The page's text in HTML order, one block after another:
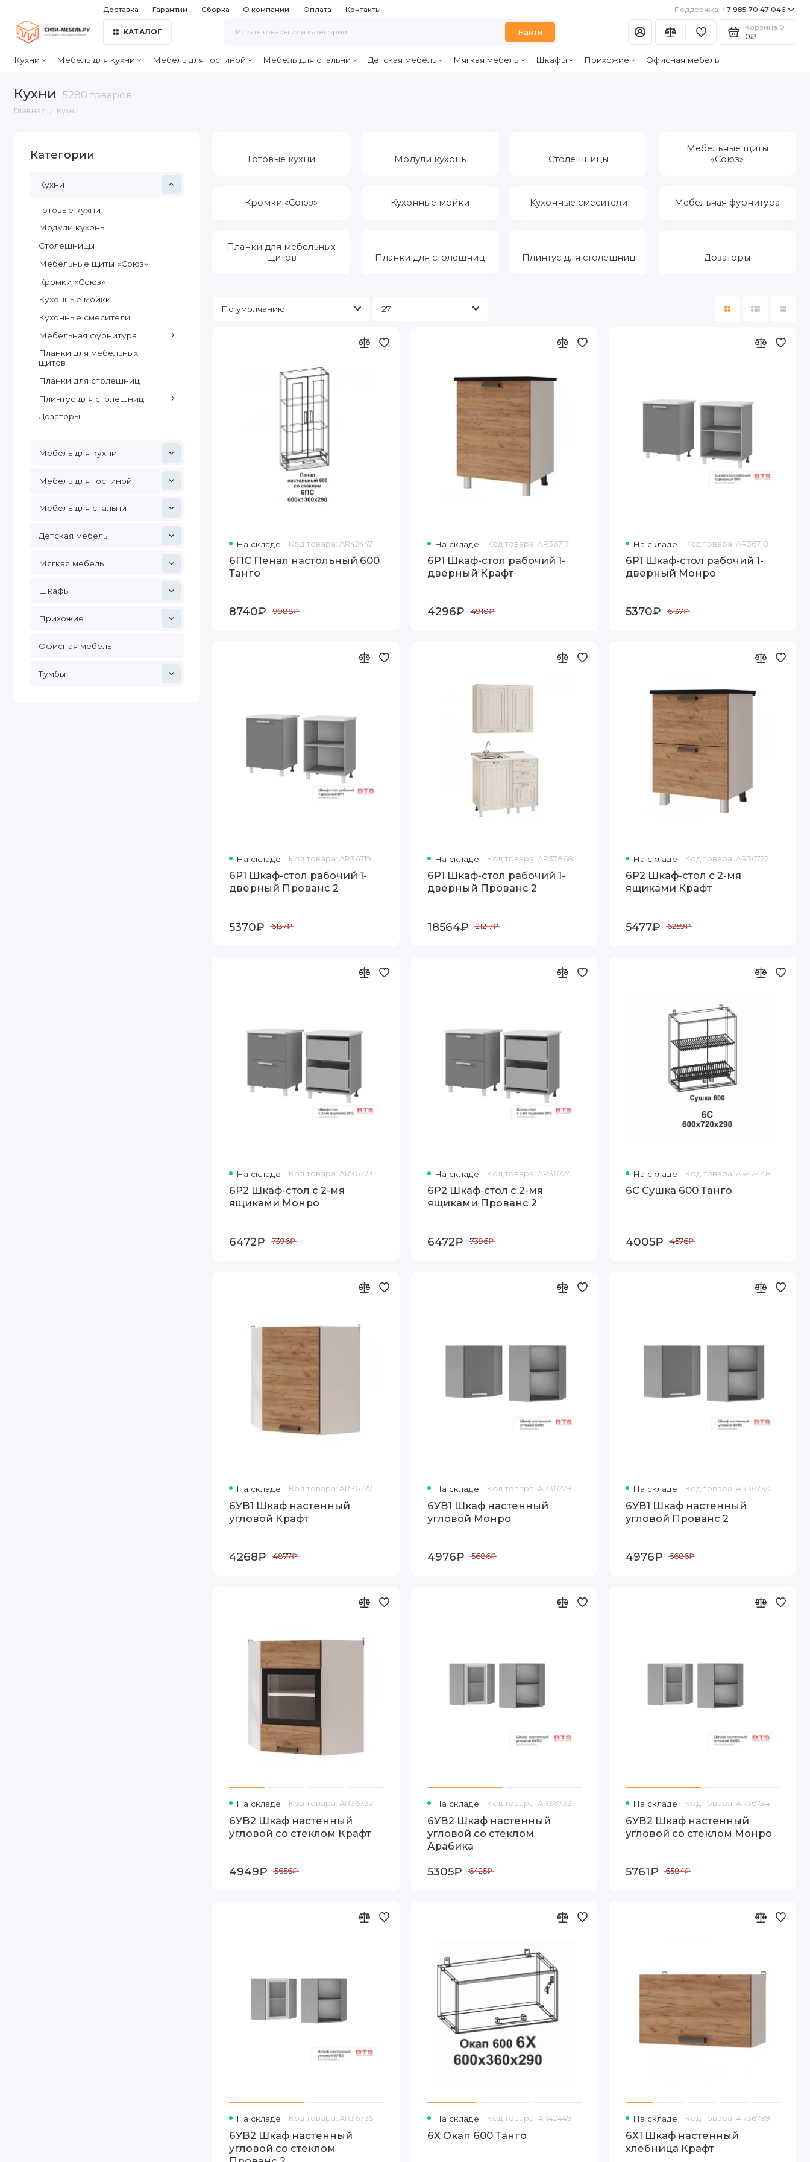
Доставка Гарантии Сборка О компании Оплата Контакты Поддержка +7 985 70 47 046
КАТАЛОГ Найти
Корзина 0
0₽
Кухни Мебель для кухни Мебель для гостиной Мебель для спальни Детская мебель Мягкая мебель Шкафы Прихожие Офисная мебель
Кухни 5280 товаров
Главная Кухни
Категории
Кухни
Готовые кухни
Модули кухонь
Столешницы
Мебельные щиты «Союз»
Кромки «Союз»
Кухонные мойки
Кухонные смесители
Мебельная фурнитура
Планки для мебельных
щитов
Планки для столешниц
Плинтус для столешниц
Дозаторы
Мебель для кухни
Мебель для гостиной
Мебель для спальни
Детская мебель
Мягкая мебель
Шкафы
Прихожие
Офисная мебель
Тумбы
Готовые кухни Модули кухонь Столешницы
Мебельные щиты
«Союз»
Кромки «Союз» Кухонные мойки Кухонные смесители Мебельная фурнитура
Планки для мебельных
щитов
Планки для столешниц Плинтус для столешниц Дозаторы
На складе Код товара: AR42447
6ПС Пенал настольный 600
Танго
8740₽ 9988₽
На складе Код товара: AR36717
6Р1 Шкаф-стол рабочий 1-
дверный Крафт
4296₽ 4910₽
На складе Код товара: AR36718
6Р1 Шкаф-стол рабочий 1-
дверный Монро
5370₽ 6137₽
На складе Код товара: AR36719
6Р1 Шкаф-стол рабочий 1-
дверный Прованс 2
5370₽ 6137₽
На складе Код товара: AR37868
6Р1 Шкаф-стол рабочий 1-
дверный Прованс 2
18564₽ 21217₽
На складе Код товара: AR36722
6Р2 Шкаф-стол с 2-мя
ящиками Крафт
5477₽ 6259₽
На складе Код товара: AR36723
6Р2 Шкаф-стол с 2-мя
ящиками Монро
6472₽ 7396₽
На складе Код товара: AR36724
6Р2 Шкаф-стол с 2-мя
ящиками Прованс 2
6472₽ 7396₽
На складе Код товара: AR42448
6С Сушка 600 Танго
4005₽ 4576₽
На складе Код товара: AR36727
6УВ1 Шкаф настенный
угловой Крафт
4268₽ 4877₽
На складе Код товара: AR36729
6УВ1 Шкаф настенный
угловой Монро
4976₽ 5686₽
На складе Код товара: AR36730
6УВ1 Шкаф настенный
угловой Прованс 2
4976₽ 5686₽
На складе Код товара: AR36732
6УВ2 Шкаф настенный
угловой со стеклом Крафт
4949₽ 5656₽
На складе Код товара: AR36733
6УВ2 Шкаф настенный
угловой со стеклом
Арабика
5305₽ 6425₽
На складе Код товара: AR36734
6УВ2 Шкаф настенный
угловой со стеклом Монро
5761₽ 6584₽
На складе Код товара: AR36735
6УВ2 Шкаф настенный
угловой со стеклом
На складе Код товара: AR42449
6Х Окап 600 Танго
На складе Код товара: AR36739
6Х1 Шкаф настенный
хлебница Крафт